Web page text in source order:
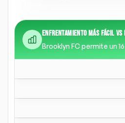
ENFRENTAMIENTO MÁS FÁCIL VS
Brooklyn FC permite un